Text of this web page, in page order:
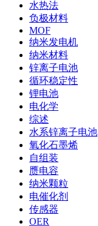
水热法
负极材料
MOF
纳米发电机
纳米材料
锌离子电池
循环稳定性
锂电池
电化学
综述
水系锌离子电池
氧化石墨烯
自组装
赝电容
纳米颗粒
电催化剂
传感器
OER